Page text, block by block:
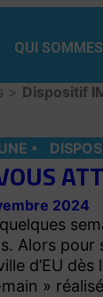
QUI
> Dispositif
2024
Alors pour
d’EU
»